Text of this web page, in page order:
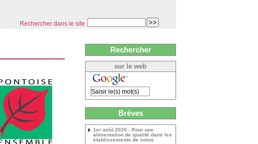
Rechercher dans le site
Rechercher
sur le web
Brèves
1er août 2020 - Pour une
alimentation de qualité dans les
établissements de soins